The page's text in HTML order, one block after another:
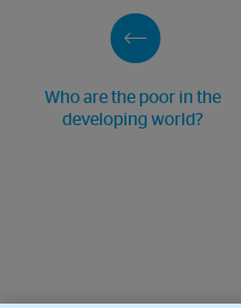
Who are the poor in the
developing world?